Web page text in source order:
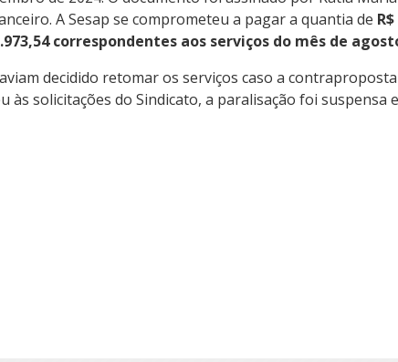
A Sesap se comprometeu a pagar a quantia de
correspondentes aos serviços do mês de
decidido retomar os serviços caso a
solicitações do Sindicato, a paralisação foi suspensa